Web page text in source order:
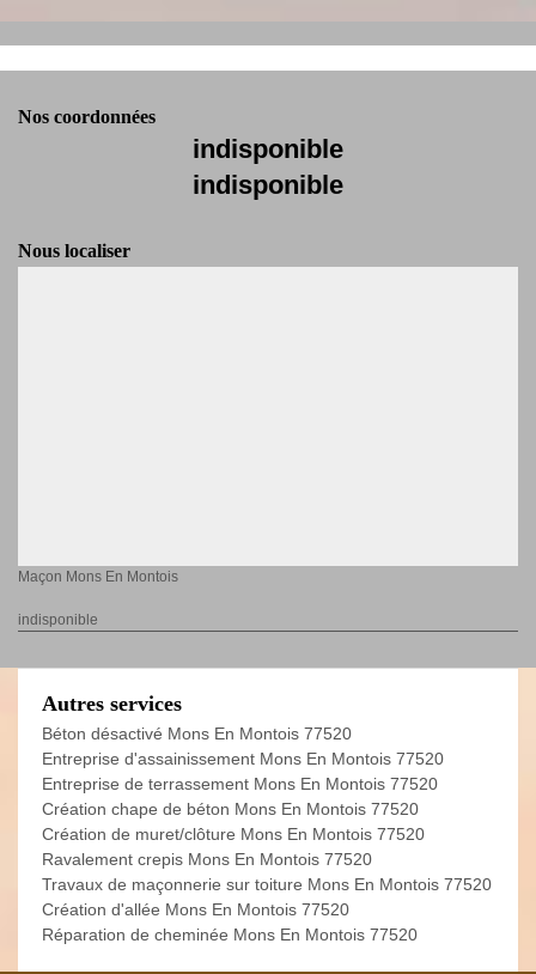
Nos coordonnées
indisponible
indisponible
Nous localiser
Maçon Mons En Montois
indisponible
Autres services
Béton désactivé Mons En Montois 77520
Entreprise d'assainissement Mons En Montois 77520
Entreprise de terrassement Mons En Montois 77520
Création chape de béton Mons En Montois 77520
Création de muret/clôture Mons En Montois 77520
Ravalement crepis Mons En Montois 77520
Travaux de maçonnerie sur toiture Mons En Montois 77520
Création d'allée Mons En Montois 77520
Réparation de cheminée Mons En Montois 77520